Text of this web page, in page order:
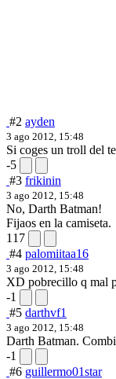
#2 ayden
3 ago 2012, 15:48
Si coges un troll del
-5
#3 frikinin
3 ago 2012, 15:48
No, Darth Batman!
Fijaos en la camiseta.
117
#4 palomiitaa16
3 ago 2012, 15:48
XD pobrecillo q mal
-1
#5 darthvf1
3 ago 2012, 15:48
Darth Batman.
-1
#6 guillermo01star